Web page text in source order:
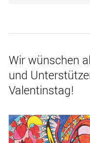
Wir wünschen
und
Valentinstag!